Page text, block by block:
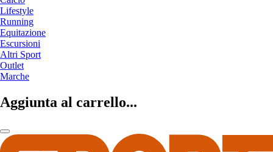
Lifestyle
Running
Equitazione
Escursioni
Altri Sport
Outlet
Marche
Aggiunta al carrello...